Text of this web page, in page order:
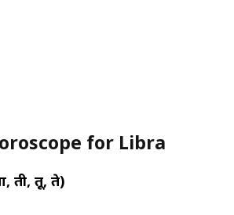
for Libra
ती, तू, ते)